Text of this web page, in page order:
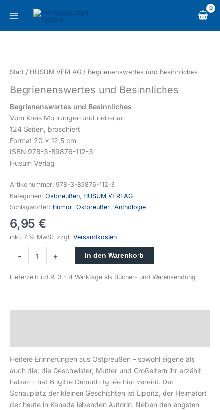
Inhalt
Start / HUSUM VERLAG / Begrienenswertes und Besinnliches
Begrienenswertes und Besinnliches
Begrienenswertes und Besinnliches
Vom Kreis Mohrungen und nebenan
124 Seiten, broschiert
Format 20 x 12,5 cm
ISBN 978-3-89876-112-3
Husum Verlag
Artikelnummer: 978-3-89876-112-3
Kategorien: Ostpreußen, HUSUM VERLAG
Schlagwörter: Humor, Ostpreußen, Anthologie
6,95 €
inkl. 7 % MwSt. zzgl. Versandkosten
-
Besinnliches
+ In den Warenkorb
Lieferzeit: i.d.R. 3 - 4 Werktage als Bücher- und Warensendung
Heitere Erinnerungen aus Ostpreußen – sowohl eigene als
auch die, die Geschwister, Mutter und Großeltern ihr erzählt
haben – hat Brigitte Demuth-Ignée hier vereint. Der
Schauplatz der kleinen Geschichten ist Lippitz, der Heimatort
der heute in Kanada lebenden Autorin. Neben den engsten